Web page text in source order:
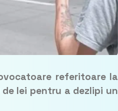
referitoare la
lei pentru a dezlipi un